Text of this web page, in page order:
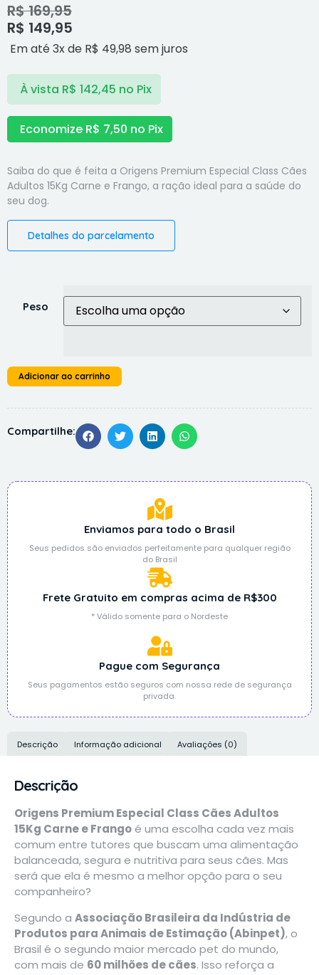
R$169,95
R$ 149,95
Em até 3x de R$ 49,98 sem juros
À vista R$ 142,45 no Pix
Economize R$ 7,50 no Pix
Saiba do que é feita a Origens Premium Especial Class Cães
Adultos 15Kg Carne e Frango, a ração ideal para a saúde do
seu dog.
Detalhes do parcelamento
Peso
Adicionar ao carrinho
Compartilhe:
Enviamos para todo o Brasil
Seus pedidos são enviados perfeitamente para qualquer região
do Brasil
Frete Gratuito em compras acima de R$300
* Válido somente para o Nordeste
Pague com Segurança
Seus pagamentos estão seguros com nossa rede de segurança
privada.
Descrição Informação adicional Avaliações (0)
Descrição
Origens Premium Especial Class Cães Adultos
15Kg Carne e Frangoé uma escolha cada vez mais
comum entre tutores que buscam uma alimentação
balanceada, segura e nutritiva para seus cães. Mas
será que ela é mesmo a melhor opção para o seu
companheiro?
Segundo a Associação Brasileira da Indústria de
Produtos para Animais de Estimação (Abinpet), o
Brasil é o segundo maior mercado pet do mundo,
com mais de 60 milhões de cães. Isso reforça a